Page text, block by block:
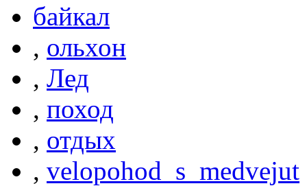
байкал
, ольхон
, Лед
, поход
, отдых
, velopohod_s_medvejut